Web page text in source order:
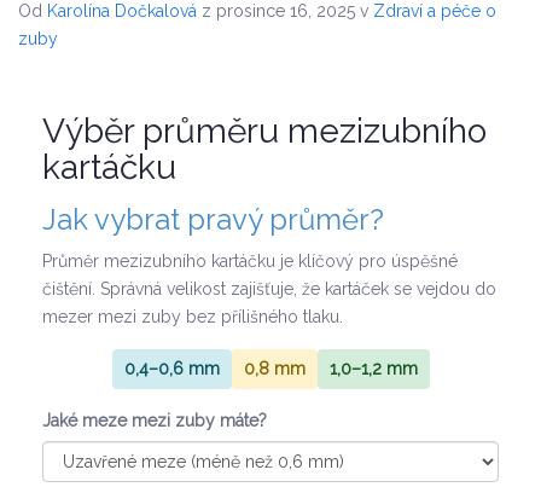
Od Karolína Dočkalová z prosince 16, 2025 v Zdraví a péče o
zuby
Výběr průměru mezizubního
kartáčku
Jak vybrat pravý průměr?
Průměr mezizubního kartáčku je klíčový pro úspěšné
čištění. Správná velikost zajišťuje, že kartáček se vejdou do
mezer mezi zuby bez přílišného tlaku.
0,4–0,6 mm 0,8 mm 1,0–1,2 mm
Jaké meze mezi zuby máte?